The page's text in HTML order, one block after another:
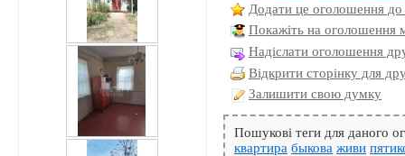
Додати це оголошення до
Покажіть на оголошення
Надіслати оголошення
Відкрити сторінку для
Залишити свою думку
Пошукові теги для даного
квартира быкова живи